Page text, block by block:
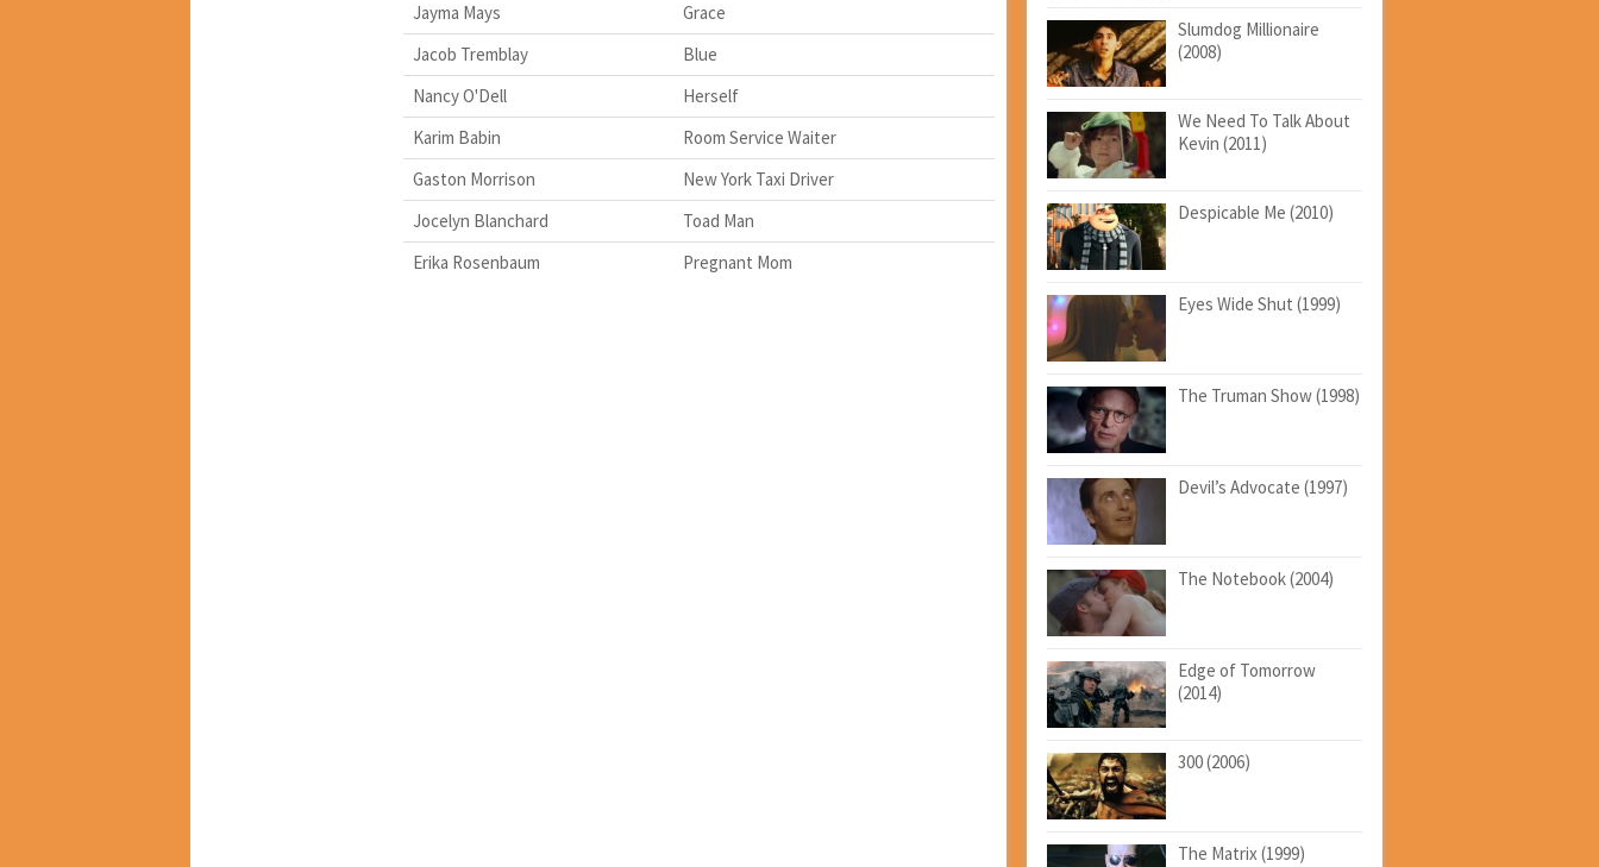
Jayma Mays
Grace
Jacob Tremblay
Blue
Nancy O'Dell
Herself
Karim Babin
Room Service Waiter
Gaston Morrison
New York Taxi Driver
Jocelyn Blanchard
Toad Man
Erika Rosenbaum
Pregnant Mom
Slumdog Millionaire
(2008)
We Need To Talk About
Kevin (2011)
Despicable Me (2010)
Eyes Wide Shut (1999)
The Truman Show (1998)
Devil’s Advocate (1997)
The Notebook (2004)
Edge of Tomorrow
(2014)
300 (2006)
The Matrix (1999)